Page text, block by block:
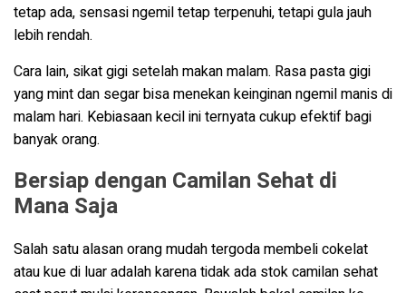
tetap ada, sensasi ngemil tetap terpenuhi, tetapi gula jauh
lebih rendah.
Cara lain, sikat gigi setelah makan malam. Rasa pasta gigi
yang mint dan segar bisa menekan keinginan ngemil manis di
malam hari. Kebiasaan kecil ini ternyata cukup efektif bagi
banyak orang.
Bersiap dengan Camilan Sehat di
Mana Saja
Salah satu alasan orang mudah tergoda membeli cokelat
atau kue di luar adalah karena tidak ada stok camilan sehat